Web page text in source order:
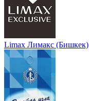
Limax Лимакс (Бишкек)